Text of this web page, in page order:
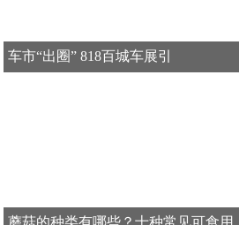
车市“出圈” 818百城车展引
蘑菇的种类有哪些？十种常见可食用